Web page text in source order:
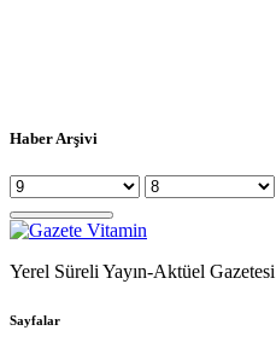
Haber Arşivi
Yerel Süreli Yayın-Aktüel Gazetesi
Sayfalar